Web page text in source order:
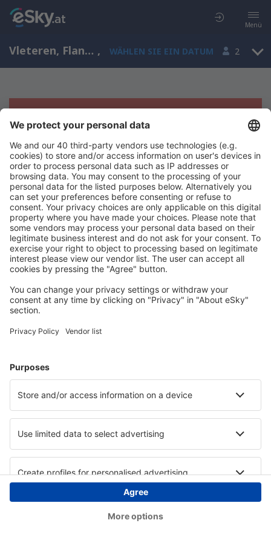
Menü
Vleteren, Flanders, Belgien , WÄHLEN SIE EIN DATUM 2
Es tut uns leid, wir können keine
Ergebnisse aufzeigen
Bitte starten Sie Ihre Suche erneut mit anderen Suchkriterien.
Copyright © eSky.at. Alle Rechte vorbehalten.